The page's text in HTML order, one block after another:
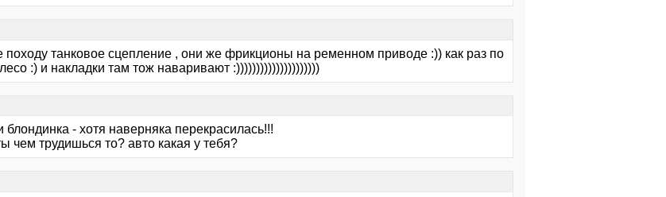
походу танковое сцепление , они же фрикционы на ременном приводе :)) как раз по
:) и накладки там тож наваривают :)))))))))))))))))))))
блондинка - хотя наверняка перекрасилась!!!
трудишься то? авто какая у тебя?